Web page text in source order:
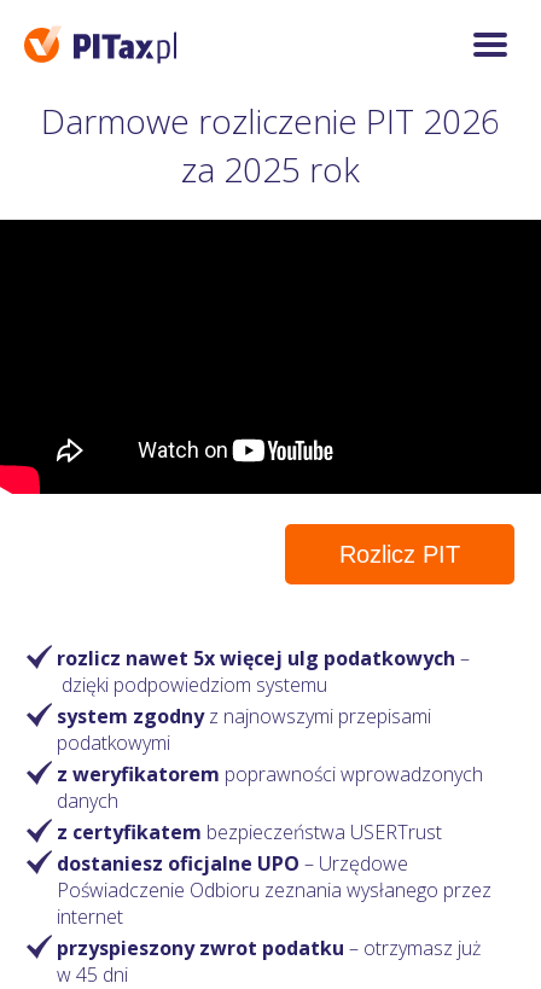
Darmowe rozliczenie PIT 2026
za 2025 rok
Rozlicz PIT
rozlicz nawet 5x więcej ulg podatkowych–
dzięki podpowiedziom systemu
system zgodnyz najnowszymi przepisami
podatkowymi
z weryfikatorem poprawności wprowadzonych
danych
z certyfikatem bezpieczeństwa USERTrust
dostaniesz oficjalne UPO – Urzędowe
Poświadczenie Odbioru zeznania wysłanego przez
internet
przyspieszony zwrot podatku – otrzymasz już
w 45 dni